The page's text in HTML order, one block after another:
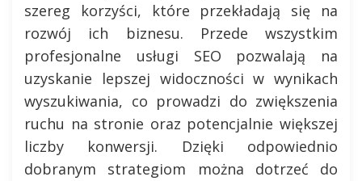
szereg korzyści, które przekładają się na
rozwój ich biznesu. Przede wszystkim
profesjonalne usługi SEO pozwalają na
uzyskanie lepszej widoczności w wynikach
wyszukiwania, co prowadzi do zwiększenia
ruchu na stronie oraz potencjalnie większej
liczby konwersji. Dzięki odpowiednio
dobranym strategiom można dotrzeć do